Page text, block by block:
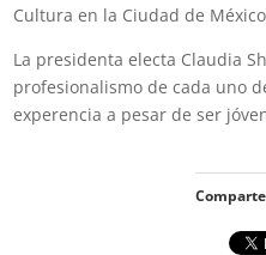
Cultura en la Ciudad de
La presidenta electa Claudia
profesionalismo de cada uno
experencia a pesar de ser